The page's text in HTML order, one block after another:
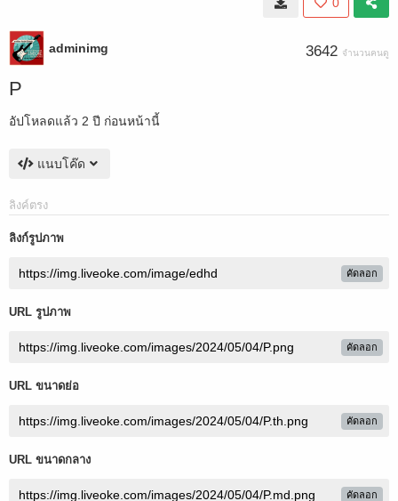
adminimg 3642 จำนวนคนดู
P
อัปโหลดแล้ว 2 ปี ก่อนหน้านี้
แนบโค๊ด
ลิงค์ตรง
ลิงก์รูปภาพ
คัดลอก
URL รูปภาพ
คัดลอก
URL ขนาดย่อ
คัดลอก
URL ขนาดกลาง
คัดลอก